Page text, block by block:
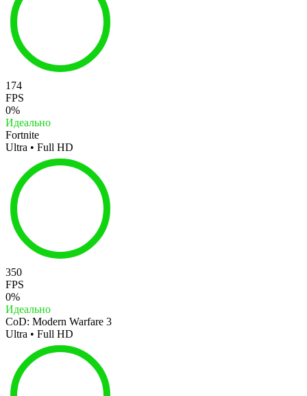
174
FPS
0%
Идеально
Fortnite
Ultra • Full HD
350
FPS
0%
Идеально
CoD: Modern Warfare 3
Ultra • Full HD